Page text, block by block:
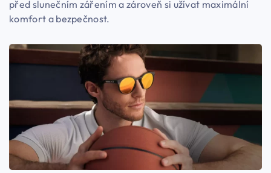
před slunečním zářením a zároveň si užívat maximální
komfort a bezpečnost.